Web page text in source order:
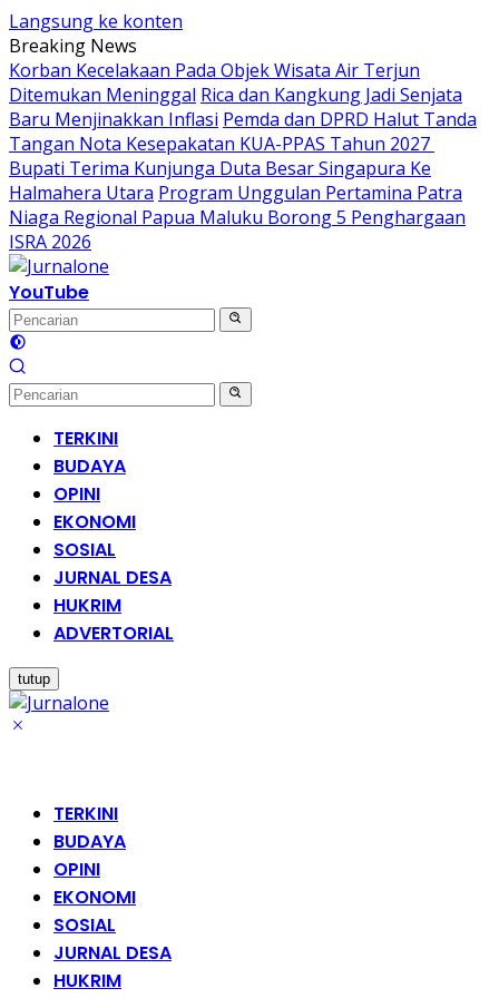
Langsung ke konten
Breaking News
Korban Kecelakaan Pada Objek Wisata Air Terjun
Ditemukan Meninggal Rica dan Kangkung Jadi Senjata
Baru Menjinakkan Inflasi Pemda dan DPRD Halut Tanda
Tangan Nota Kesepakatan KUA-PPAS Tahun 2027
Bupati Terima Kunjunga Duta Besar Singapura Ke
Halmahera Utara Program Unggulan Pertamina Patra
Niaga Regional Papua Maluku Borong 5 Penghargaan
ISRA 2026
YouTube
TERKINI
BUDAYA
OPINI
EKONOMI
SOSIAL
JURNAL DESA
HUKRIM
ADVERTORIAL
tutup
TERKINI
BUDAYA
OPINI
EKONOMI
SOSIAL
JURNAL DESA
HUKRIM